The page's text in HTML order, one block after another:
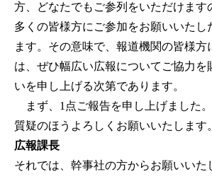
方、どなたでもご参列をいただけます
多くの皆様方にご参加をお願いいたし
ます。その意味で、報道機関の皆様方
は、ぜひ幅広い広報についてご協力を
いを申し上げる次第であります。
まず、1点ご報告を申し上げました
質疑のほうよろしくお願いいたします。
広報課長
それでは、幹事社の方からお願いいた